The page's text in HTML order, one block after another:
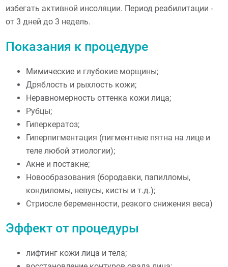
избегать активной инсоляции. Период реабилитации -
от 3 дней до 3 недель.
Показания к процедуре
Мимические и глубокие морщины;
Дряблость и рыхлость кожи;
Неравномерность оттенка кожи лица;
Рубцы;
Гиперкератоз;
Гиперпигментация (пигментные пятна на лице и
теле любой этиологии);
Акне и постакне;
Новообразования (бородавки, папилломы,
кондиломы, невусы, кисты и т.д.);
Стриосле беременности, резкого снижения веса)
Эффект от процедуры
лифтинг кожи лица и тела;